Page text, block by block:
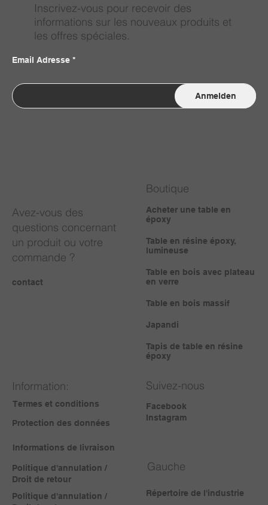
Inscrivez-vous pour recevoir des
informations sur les nouveaux produits et
les offres spéciales.
Email Adresse
Anmelden
Avez-vous des
questions concernant
un produit ou votre
commande ?
contact
Boutique
Acheter une table en
époxy
Table en résine époxy,
lumineuse
Table en bois avec plateau
en verre
Table en bois massif
Japandi
Tapis de table en résine
époxy
Information:
Termes et conditions
Protection des données
Informations de livraison
Politique d'annulation /
Droit de retour
Politique d'annulation /
Suivez-nous
Facebook
Instagram
Gauche
Répertoire de l'industrie